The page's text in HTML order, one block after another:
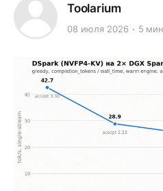
Toolarium
08 июля 2026 5 мин